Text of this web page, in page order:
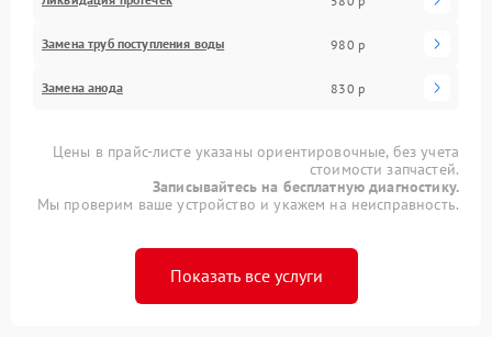
Замена труб поступления воды 980 р
Замена анода 830 р
Цены в прайс-листе указаны ориентировочные, без учета
стоимости запчастей.
Записывайтесь на бесплатную диагностику.
Мы проверим ваше устройство и укажем на неисправность.
Показать все услуги